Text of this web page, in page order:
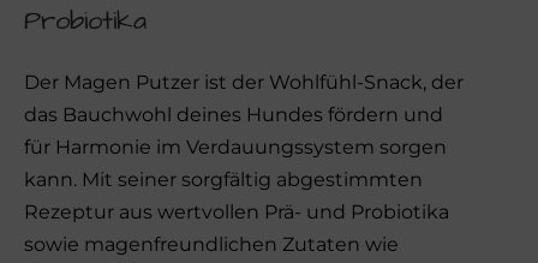
Probiotika
Der Magen Putzer ist der Wohlfühl-Snack, der
das Bauchwohl deines Hundes fördern und
für Harmonie im Verdauungssystem sorgen
kann. Mit seiner sorgfältig abgestimmten
Rezeptur aus wertvollen Prä- und Probiotika
sowie magenfreundlichen Zutaten wie